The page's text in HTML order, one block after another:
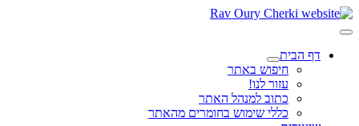
דף הבית
חיפוש באתר
עזור לנו!
כתוב למנהל האתר
כללי שימוש בחומרים מהאתר